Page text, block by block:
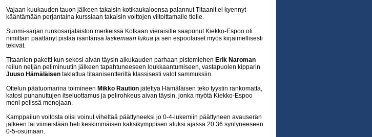
Vajaan kuukauden tauon jälkeen takaisin kotikaukaloonsa palannut Titaanit ei kyennyt
kääntämään perjantaina kurssiaan takaisin voittojen viitoittamalle tielle.
Suomi-sarjan runkosarjataiston merkeissä Kotkaan vieraisille saapunut Kiekko-Espoo oli
nimittäin päättänyt pistää isäntänsä laskemaan lukua ja sen espoolaiset myös kirjaimellisesti
tekivät.
Titaanien paketti kun sekosi aivan täysin alkukauden parhaan pistemiehen Erik Naroman
reilun neljän peliminuutin jälkeen tapahtuneeseen loukkaantumiseen, vastapuolen kipparin
Juuso Hämäläisen taklattua titaanisentteriltä klassisesti valot sammuksiin.
Ottelun päätuomarina toimineen Mikko Raution jätettyä Hämäläisen teko tyystin rankomatta,
katosi punanuttujen itseluottamus ja pelirohkeus aivan täysin, jonka myötä Kiekko-Espoo
meni pelissä menojaan.
Kamppailun voitosta olisi voinut viheltää päättyneeksi jo 0-4-lukemiin päättyneen avauserän
jälkeen tai viimeistään heti keskimmäisen kaksikymppisen aluksi ajassa 20:36 syntyneeseen
0-5-osumaan.